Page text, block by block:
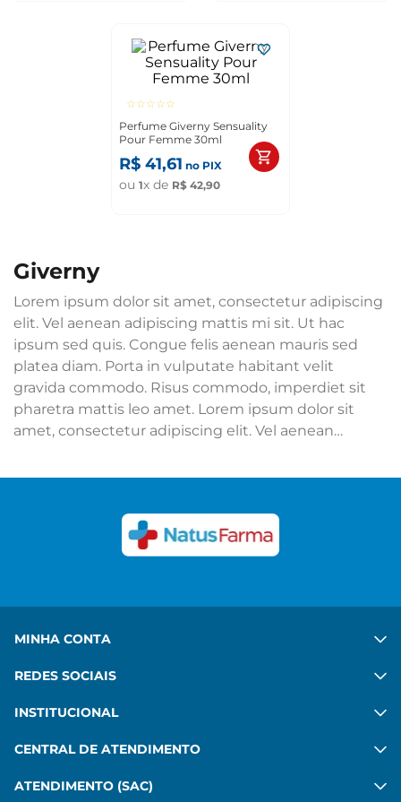
☆☆☆☆☆
Perfume Giverny Sensuality
Pour Femme 30ml
R$ 41,61 no PIX
ou 1x de R$ 42,90
giverny
Lorem ipsum dolor sit amet, consectetur adipiscing
elit. Vel aenean adipiscing mattis mi sit. Ut hac
ipsum sed quis. Congue felis aenean mauris sed
platea diam. Porta in vulputate habitant velit
gravida commodo. Risus commodo, imperdiet sit
pharetra mattis leo amet. Lorem ipsum dolor sit
amet, consectetur adipiscing elit. Vel aenean
Congue felis aenean mauris sed platea diam. Porta
commodo, imperdiet sit pharetra mattis leo amet.
MINHA CONTA
REDES SOCIAIS
INSTITUCIONAL
CENTRAL DE ATENDIMENTO
ATENDIMENTO (SAC)